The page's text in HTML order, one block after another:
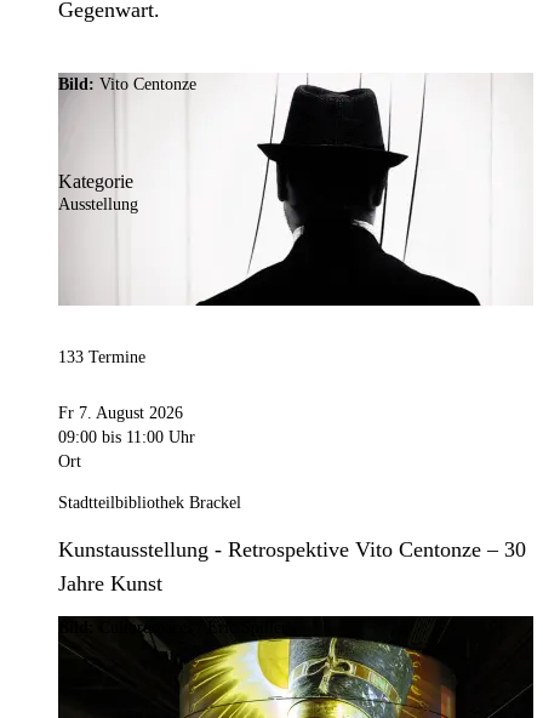
Gegenwart.
Bild: Vito Centonze
Kategorie
Ausstellung
133 Termine
Fr 7. August 2026
09:00 bis 11:00 Uhr
Ort
Stadtteilbibliothek Brackel
Kunstausstellung - Retrospektive Vito Centonze – 30
Jahre Kunst
Culturespaces / Eric Spiller